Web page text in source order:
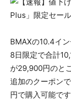
BMAXの10.4イ
8日限定で合計
が29,900円のと
追加のクーポン
円で購入可能です